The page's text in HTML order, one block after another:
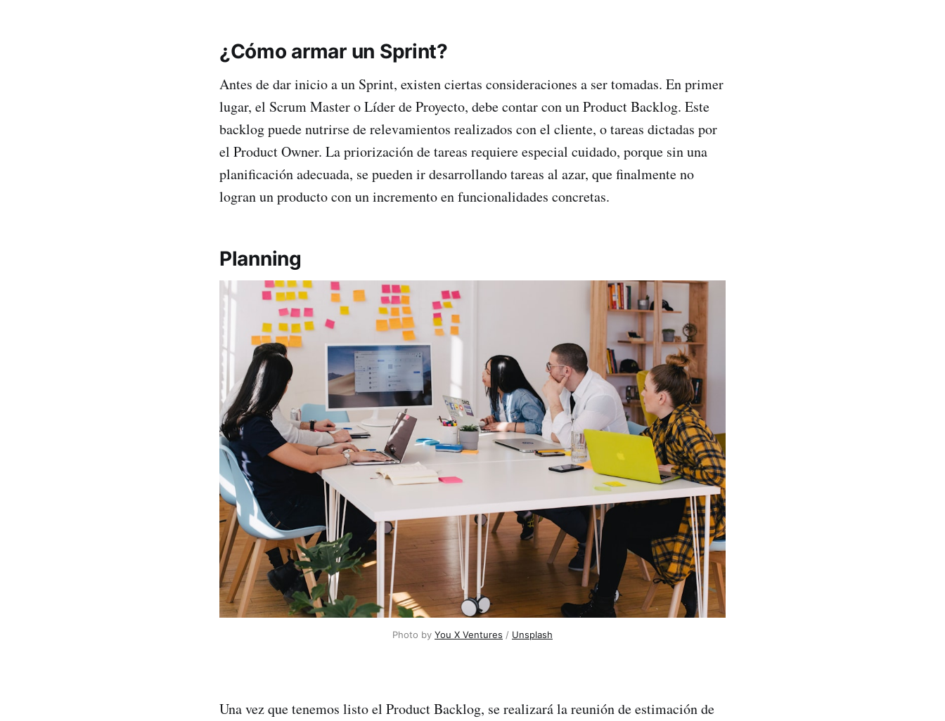
¿Cómo armar un Sprint?
Antes de dar inicio a un Sprint, existen ciertas consideraciones a ser tomadas. En primer
lugar, el Scrum Master o Líder de Proyecto, debe contar con un Product Backlog. Este
backlog puede nutrirse de relevamientos realizados con el cliente, o tareas dictadas por
el Product Owner. La priorización de tareas requiere especial cuidado, porque sin una
planificación adecuada, se pueden ir desarrollando tareas al azar, que finalmente no
logran un producto con un incremento en funcionalidades concretas.
Planning
Photo by You X Ventures / Unsplash
Una vez que tenemos listo el Product Backlog, se realizará la reunión de estimación de